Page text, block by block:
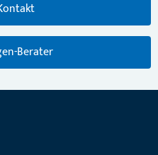
Berater